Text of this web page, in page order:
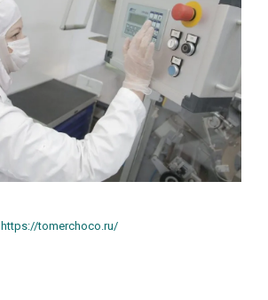
https://tomerchoco.ru/